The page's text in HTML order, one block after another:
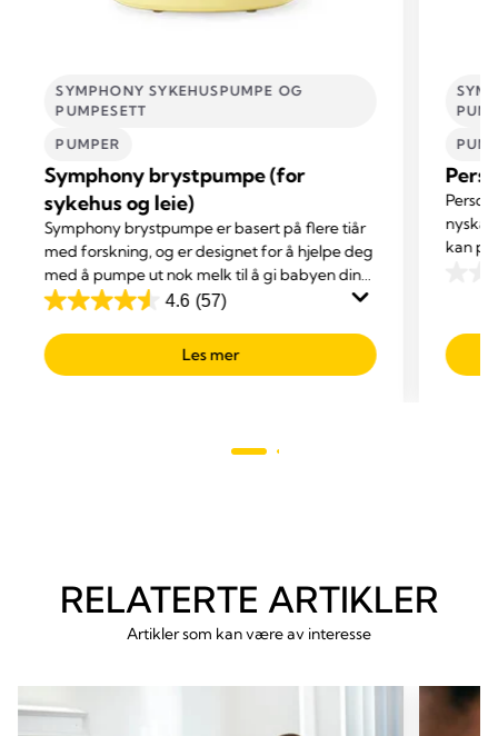
SYMPHONY SYKEHUSPUMPE OG
PUMPESETT
PUMPER
Symphony brystpumpe (for
sykehus og leie)
Symphony brystpumpe er basert på flere tiår
med forskning, og er designet for å hjelpe deg
med å pumpe ut nok melk til å gi babyen din
et brystmelkbasert kosthold.
4.6 (57)
4.6
out
of
Les mer
kan
of
5
RELATERTE ARTIKLER
Artikler som kan være av interesse